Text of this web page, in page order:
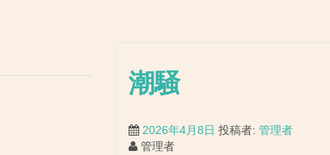
潮騒
2026年4月8日 投稿者: 管理者
管理者